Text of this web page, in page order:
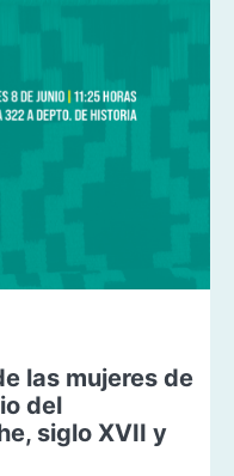
las mujeres de
del
siglo XVII y